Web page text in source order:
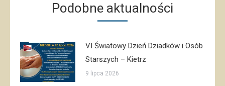
Podobne aktualności
VI Światowy Dzień Dziadków i Osób
Starszych – Kietrz
9 lipca 2026